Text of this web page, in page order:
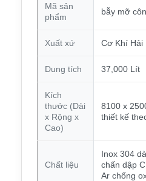
Mã sản
phẩm
bẫy mỡ
Xuất xứ Cơ Khí Hải
Dung tích 37,000 Lít
Kích
thước (Dài
x Rộng x
Cao)
8100 x
thiết kế
Chất liệu
Inox 304
chấn dập
Ar chống